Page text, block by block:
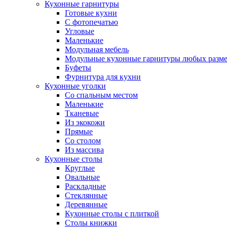
Кухонные гарнитуры
Готовые кухни
С фотопечатью
Угловые
Маленькие
Модульная мебель
Модульные кухонные гарнитуры любых
Буфеты
Фурнитура для кухни
Кухонные уголки
Со спальным местом
Маленькие
Тканевые
Из экокожи
Прямые
Со столом
Из массива
Кухонные столы
Круглые
Овальные
Раскладные
Стеклянные
Деревянные
Кухонные столы с плиткой
Столы книжки